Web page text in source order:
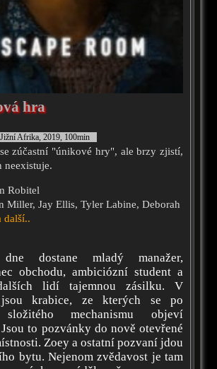
hra
Afrika, 2019, 100min
zúčastní "únikové hry", ale brzy zjistí,
neexistuje.
Robitel
Miller, Jay Ellis, Tyler Labine, Deborah
další..
dne dostane mladý manažer,
obchodu, ambiciózní student a
lidí tajemnou zásilku. V
krabice, ze kterých se po
mechanismu objeví
to pozvánky do nově otevřené
Zoey a ostatní pozvaní jdou
bytu. Nejenom zvědavost je tam